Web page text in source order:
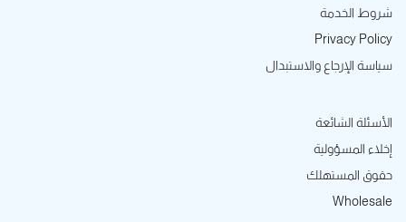
شروط الخدمة
Privacy Policy
سياسة الإرجاع والاستبدال
الأسئلة الشائعة
إخلاء المسؤولية
حقوق المستهلك
Wholesale